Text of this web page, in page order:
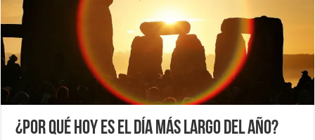
¿Por qué hoy es el día más largo del año?